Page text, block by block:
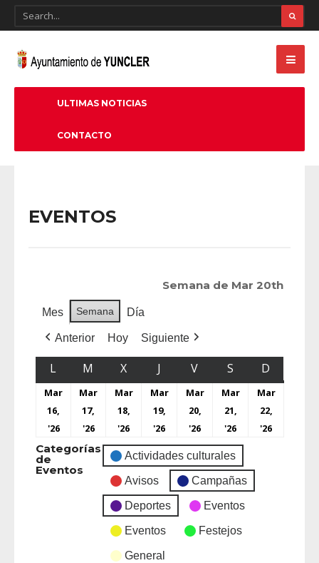
ULTIMAS NOTICIAS
CONTACTO
EVENTOS
Semana de Mar 20th
Mes Semana Día
Anterior Hoy Siguiente
L M X J V S D
Mar
16,
'26
Mar
17,
'26
Mar
18,
'26
Mar
19,
'26
Mar
20,
'26
Mar
21,
'26
Mar
22,
'26
Categorías
de
Eventos
Actividades culturales
Avisos Campañas
Deportes Eventos
Eventos Festejos
General